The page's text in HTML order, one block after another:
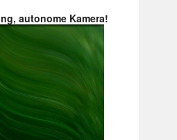
autonome Kamera!